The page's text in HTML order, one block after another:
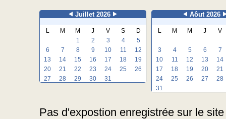
Juillet 2026
L M M J V S
D
1
2 3 4
5
6
7 8 9 10 11
12
13
14 15 16 17 18
19
20
21 22 23 24 25
26
27
28 29 30 31
Aôut 2026
L M M J V
3 4 5 6
7
10
11 12 13
14
17
18 19 20
21
24
25 26 27
28
31
Pas d'expostion enregistrée sur le